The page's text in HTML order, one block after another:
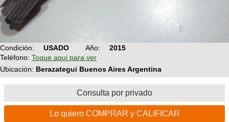
BMX
Ruta,
triatlon
De
todo
Retro
COMPRO
CANJE
Mi
Reputación
Mis
Compras
Mis
Técnica
Mecánica
Noticias
Calendario
Operadores
de
cicloturismo
Relatos
de
viajes
Foro
viajes
Últimos
Buscar
Mis
Amigos
Actividad
Amigos
Condición: USADO Año:
2015
Teléfono: Toque aqui para ver
Ubicación: Berazategui Buenos Aires Argentina
Consulta por privado
Lo quiero COMPRAR y CALIFICAR